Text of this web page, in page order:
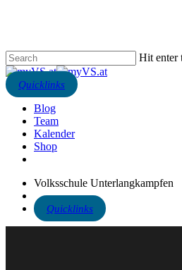
content
Hit enter
Close
Search
search
Blog
Team
Kalender
Shop
Volksschule Unterlangkampfen
search